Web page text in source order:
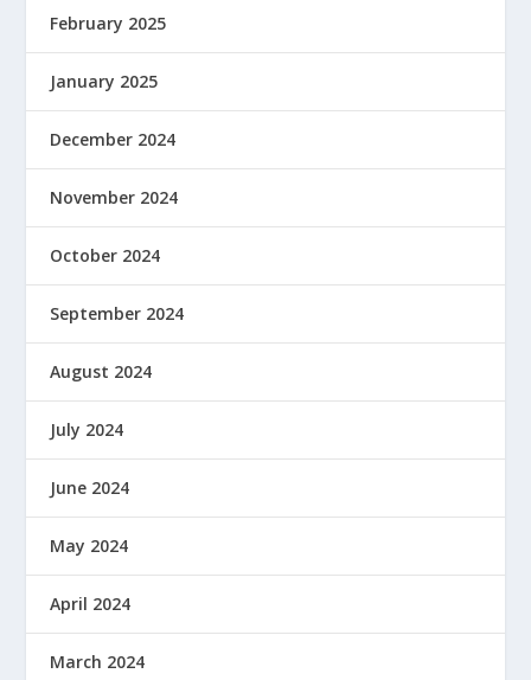
February 2025
January 2025
December 2024
November 2024
October 2024
September 2024
August 2024
July 2024
June 2024
May 2024
April 2024
March 2024